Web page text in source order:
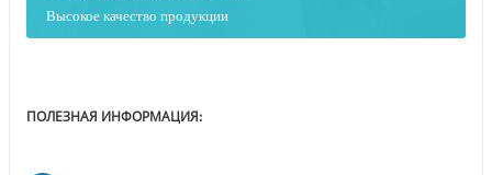
Высокое качество продукции
ПОЛЕЗНАЯ ИНФОРМАЦИЯ: